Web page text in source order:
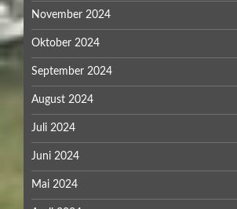
November 2024
Oktober 2024
September 2024
August 2024
Juli 2024
Juni 2024
Mai 2024